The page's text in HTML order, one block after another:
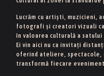
Lucrăm cu artiști, muzicieni,
fotografi și creatori vizuali
în valoarea culturală a satului
Ei vin aici nu ca invitați
oferind ateliere, spectacole,
transformă fiecare